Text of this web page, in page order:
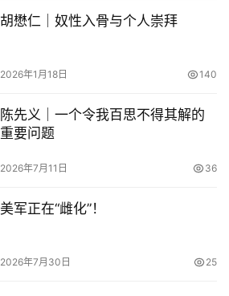
胡懋仁｜奴性入骨与个人崇拜
2026年1月18日 140
陈先义｜一个令我百思不得其解的
重要问题
2026年7月11日 36
美军正在“雌化”！
2026年7月30日 25